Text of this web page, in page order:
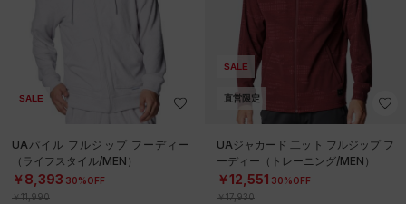
SALE
UAパイル フルジップ フーディー
（ライフスタイル/MEN）
￥8,393 30%OFF
￥11,990
SALE
直営限定
UAジャカード 二ット フルジップ フ
ーディー（トレーニング/MEN）
￥12,551 30%OFF
￥17,930